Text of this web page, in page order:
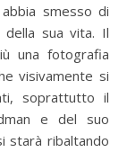
smesso di
della sua vita. Il
una fotografia
visivamente si
soprattutto il
e del suo
starà ribaltando